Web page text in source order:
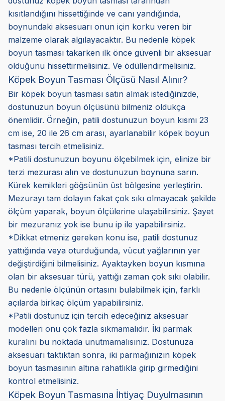
kısıtlandığını hissettiğinde ve canı yandığında,
boynundaki aksesuarı onun için korku veren bir
malzeme olarak algılayacaktır. Bu nedenle köpek
boyun tasması takarken ilk önce güvenli bir aksesuar
olduğunu hissettirmelisiniz. Ve ödüllendirmelisiniz.
Köpek Boyun Tasması Ölçüsü Nasıl Alınır?
Bir köpek boyun tasması satın almak istediğinizde,
dostunuzun boyun ölçüsünü bilmeniz oldukça
önemlidir. Örneğin, patili dostunuzun boyun kısmı 23
cm ise, 20 ile 26 cm arası, ayarlanabilir köpek boyun
tasması tercih etmelisiniz.
*Patili dostunuzun boyunu ölçebilmek için, elinize bir
terzi mezurası alın ve dostunuzun boynuna sarın.
Kürek kemikleri göğsünün üst bölgesine yerleştirin.
Mezurayı tam dolayın fakat çok sıkı olmayacak şekilde
ölçüm yaparak, boyun ölçülerine ulaşabilirsiniz. Şayet
bir mezuranız yok ise bunu ip ile yapabilirsiniz.
*Dikkat etmeniz gereken konu ise, patili dostunuz
yattığında veya oturduğunda, vücut yağlarının yer
değiştirdiğini bilmelisiniz. Ayaktayken boyun kısmına
olan bir aksesuar türü, yattığı zaman çok sıkı olabilir.
Bu nedenle ölçünün ortasını bulabilmek için, farklı
açılarda birkaç ölçüm yapabilirsiniz.
*Patili dostunuz için tercih edeceğiniz aksesuar
modelleri onu çok fazla sıkmamalıdır. İki parmak
kuralını bu noktada unutmamalısınız. Dostunuza
aksesuarı taktıktan sonra, iki parmağınızın köpek
boyun tasmasının altına rahatlıkla girip girmediğini
kontrol etmelisiniz.
Köpek Boyun Tasmasına İhtiyaç Duyulmasının